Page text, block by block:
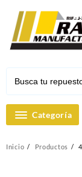
contenido
Categoría
Inicio Productos